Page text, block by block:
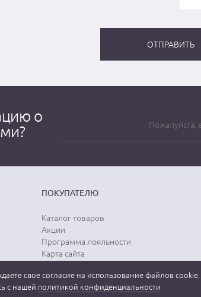
о
ПОКУПАТЕЛЮ
Каталог товаров
Акции
Программа лояльности
Карта сайта
Отзывы о товарах
свое согласие на использование файлов cookie,
с нашей политикой конфиденциальности